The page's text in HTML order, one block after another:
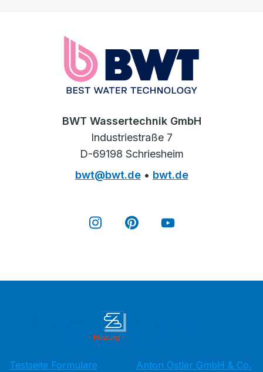
BWT Wassertechnik GmbH
Industriestraße 7
D-69198 Schriesheim
bwt@bwt.de• bwt.de
Testseite Formulare
Anton Ostler GmbH & Co.